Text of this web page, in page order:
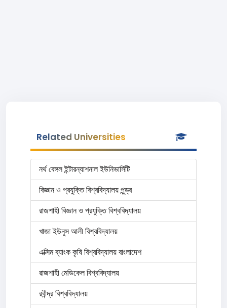
Related Universities
নর্থ বেঙ্গল ইন্টারন্যাশনাল ইউনিভার্সিটি
বিজ্ঞান ও প্রযুক্তি বিশ্ববিদ্যালয় পুন্ড্র
রাজশাহী বিজ্ঞান ও প্রযুক্তি বিশ্ববিদ্যালয়
খাজা ইউনুস আলী বিশ্ববিদ্যালয়
এক্সিম ব্যাংক কৃষি বিশ্ববিদ্যালয় বাংলাদেশ
রাজশাহী মেডিকেল বিশ্ববিদ্যালয়
রবীন্দ্র বিশ্ববিদ্যালয়